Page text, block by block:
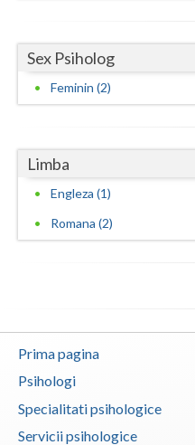
Sex Psiholog
Feminin (2)
Limba
Engleza (1)
Romana (2)
Prima pagina
Psihologi
Specialitati psihologice
Servicii psihologice